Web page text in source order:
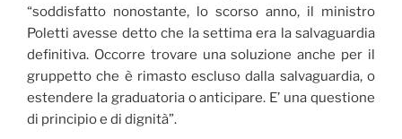
“soddisfatto nonostante, lo scorso anno, il ministro
Poletti avesse detto che la settima era la salvaguardia
definitiva. Occorre trovare una soluzione anche per il
gruppetto che è rimasto escluso dalla salvaguardia, o
estendere la graduatoria o anticipare. E’ una questione
di principio e di dignità”.